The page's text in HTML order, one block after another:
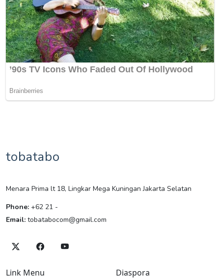
tobatabo
Menara Prima lt 18, Lingkar Mega Kuningan Jakarta Selatan
Phone: +62 21 -
Email: tobatabocom@gmail.com
Link Menu Diaspora